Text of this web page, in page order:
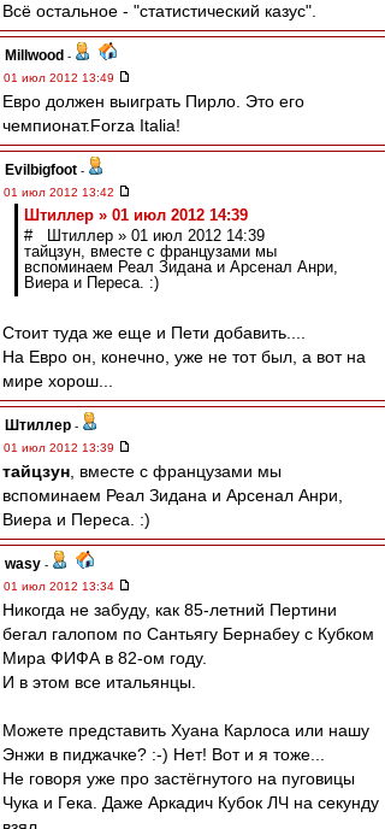
Всё остальное - "статистический казус".
Millwood -
01 июл 2012 13:49
Евро должен выиграть Пирло. Это его
чемпионат.Forza Italia!
Evilbigfoot -
01 июл 2012 13:42
Штиллер » 01 июл 2012 14:39
# Штиллер » 01 июл 2012 14:39
тайцзун, вместе с французами мы
вспоминаем Реал Зидана и Арсенал Анри,
Виера и Переса. :)
Стоит туда же еще и Пети добавить....
На Евро он, конечно, уже не тот был, а вот на
мире хорош...
Штиллер -
01 июл 2012 13:39
тайцзун , вместе с французами мы
вспоминаем Реал Зидана и Арсенал Анри,
Виера и Переса. :)
wasy -
01 июл 2012 13:34
Никогда не забуду, как 85-летний Пертини
бегал галопом по Сантьягу Бернабеу с Кубком
Мира ФИФА в 82-ом году.
И в этом все итальянцы.
Можете представить Хуана Карлоса или нашу
Энжи в пиджачке? :-) Нет! Вот и я тоже...
Не говоря уже про застёгнутого на пуговицы
Чука и Гека. Даже Аркадич Кубок ЛЧ на секунду